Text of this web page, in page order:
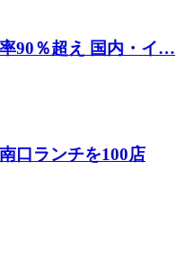
90％超え 国内・イ…
口ランチを100店